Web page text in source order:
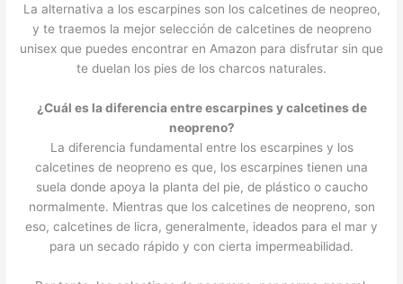
La alternativa a los escarpines son los calcetines de neopreo,
y te traemos la mejor selección de calcetines de neopreno
unisex que puedes encontrar en Amazon para disfrutar sin que
te duelan los pies de los charcos naturales.
¿Cuál es la diferencia entre escarpines y calcetines de
neopreno?
La diferencia fundamental entre los escarpines y los
calcetines de neopreno es que, los escarpines tienen una
suela donde apoya la planta del pie, de plástico o caucho
normalmente. Mientras que los calcetines de neopreno, son
eso, calcetines de licra, generalmente, ideados para el mar y
para un secado rápido y con cierta impermeabilidad.